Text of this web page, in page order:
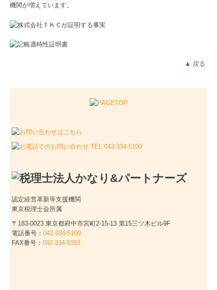
機関が増えています。
▲ 戻る
認定経営革新等支援機関
東京税理士会所属
〒183-0023 東京都府中市宮町2-15-13 第15三ツ木ビル9F
電話番号：042-334-5100
FAX番号：042-334-5103